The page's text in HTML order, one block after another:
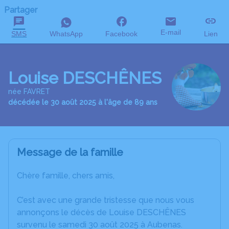
Partager
SMS WhatsApp Facebook E-mail Lien
Louise DESCHÊNES
née FAVRET
décédée le 30 août 2025 à l'âge de 89 ans
Message de la famille
Chère famille, chers amis,
C’est avec une grande tristesse que nous vous
annonçons le décès de Louise DESCHÊNES
survenu le samedi 30 août 2025 à Aubenas.